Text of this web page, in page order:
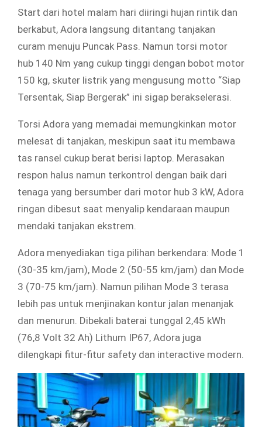
Start dari hotel malam hari diiringi hujan rintik dan
berkabut, Adora langsung ditantang tanjakan
curam menuju Puncak Pass. Namun torsi motor
hub 140 Nm yang cukup tinggi dengan bobot motor
150 kg, skuter listrik yang mengusung motto “Siap
Tersentak, Siap Bergerak” ini sigap berakselerasi.
Torsi Adora yang memadai memungkinkan motor
melesat di tanjakan, meskipun saat itu membawa
tas ransel cukup berat berisi laptop. Merasakan
respon halus namun terkontrol dengan baik dari
tenaga yang bersumber dari motor hub 3 kW, Adora
ringan dibesut saat menyalip kendaraan maupun
mendaki tanjakan ekstrem.
Adora menyediakan tiga pilihan berkendara: Mode 1
(30-35 km/jam), Mode 2 (50-55 km/jam) dan Mode
3 (70-75 km/jam). Namun pilihan Mode 3 terasa
lebih pas untuk menjinakan kontur jalan menanjak
dan menurun. Dibekali baterai tunggal 2,45 kWh
(76,8 Volt 32 Ah) Lithum IP67, Adora juga
dilengkapi fitur-fitur safety dan interactive modern.